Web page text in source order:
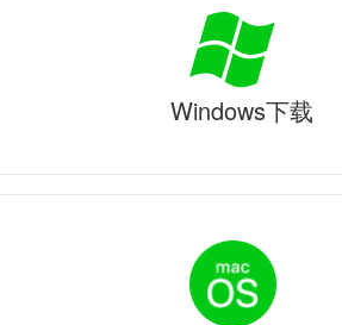
Windows下载